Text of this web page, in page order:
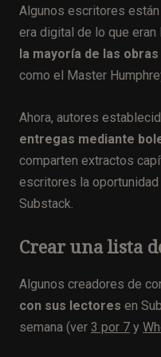
Algunos escritores están
era digital de lo que
la mayoría de las
como el Master
Ahora, autores
entregas mediante
comparten extractos
escritores la
Substack.
Crear una lista
Algunos creadores de
con sus lectores en
semana (ver 3 por 7 y